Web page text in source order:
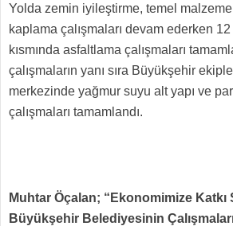
Yolda zemin iyileştirme, temel
kaplama çalışmaları devam ederken
kısmında asfaltlama çalışmaları
çalışmaların yanı sıra Büyükşehir
merkezinde yağmur suyu alt yapı ve
çalışmaları tamamlandı.
Muhtar Öçalan; “Ekonomimize Katkı
Büyükşehir Belediyesinin